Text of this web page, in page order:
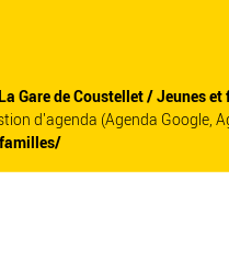
La Gare de Coustellet / Jeunes
d'agenda (Agenda Google,